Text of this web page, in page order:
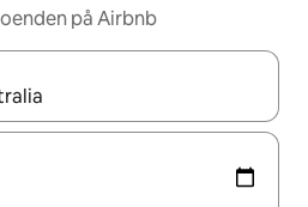
på Airbnb
kan du navigera med upp- och